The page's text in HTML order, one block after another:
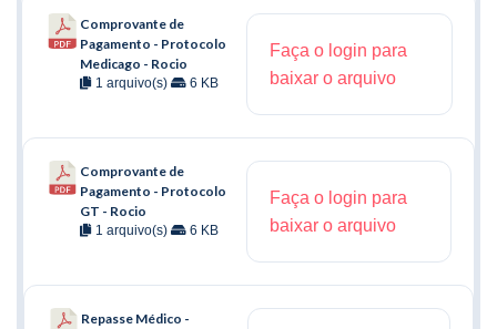
Comprovante de
Pagamento - Protocolo
Medicago - Rocio
1 arquivo(s) 6 KB
Faça o login para
baixar o arquivo
Comprovante de
Pagamento - Protocolo
GT - Rocio
1 arquivo(s) 6 KB
Faça o login para
baixar o arquivo
Repasse Médico -